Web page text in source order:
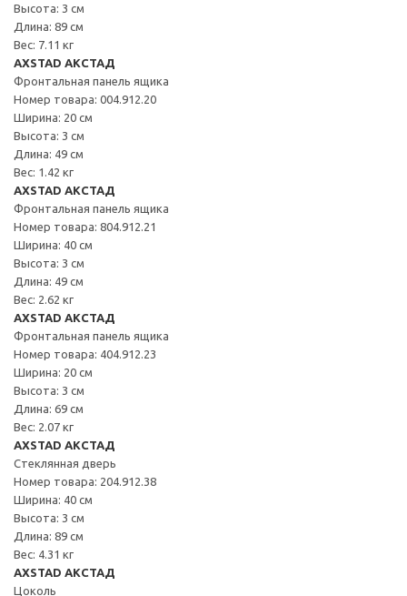
Высота: 3 см
Длина: 89 см
Вес: 7.11 кг
AXSTAD АКСТАД
Фронтальная панель ящика
Номер товара: 004.912.20
Ширина: 20 см
Высота: 3 см
Длина: 49 см
Вес: 1.42 кг
AXSTAD АКСТАД
Фронтальная панель ящика
Номер товара: 804.912.21
Ширина: 40 см
Высота: 3 см
Длина: 49 см
Вес: 2.62 кг
AXSTAD АКСТАД
Фронтальная панель ящика
Номер товара: 404.912.23
Ширина: 20 см
Высота: 3 см
Длина: 69 см
Вес: 2.07 кг
AXSTAD АКСТАД
Стеклянная дверь
Номер товара: 204.912.38
Ширина: 40 см
Высота: 3 см
Длина: 89 см
Вес: 4.31 кг
AXSTAD АКСТАД
Цоколь